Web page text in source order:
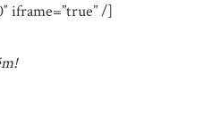
iframe=”true” /]